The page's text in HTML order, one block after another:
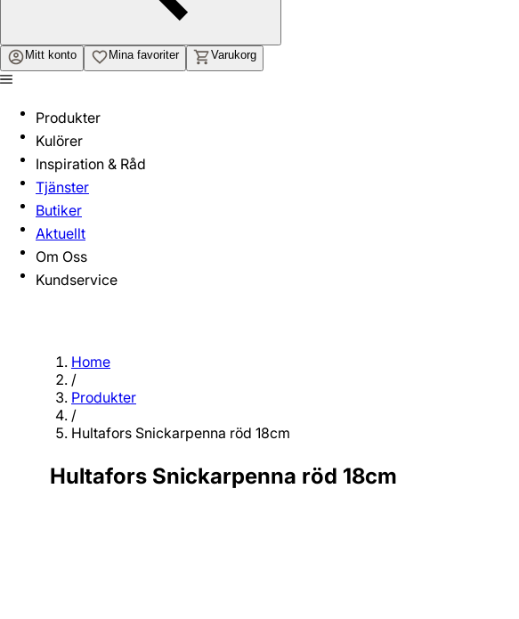
Mitt konto Mina favoriter Varukorg
Produkter
Kulörer
Inspiration & Råd
Tjänster
Butiker
Aktuellt
Om Oss
Kundservice
Home
/
Produkter
/
Hultafors Snickarpenna röd 18cm
Hultafors Snickarpenna röd 18cm